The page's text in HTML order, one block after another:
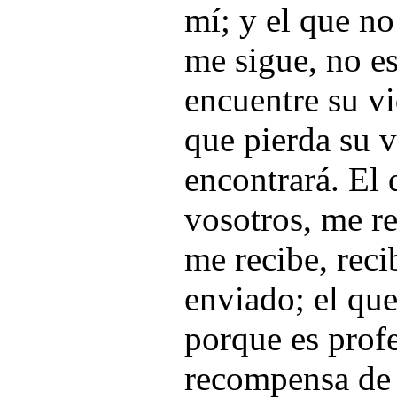
mí; y el que
me sigue, no
encuentre su
que pierda su
encontrará. El
vosotros, me
me recibe,
enviado; el
porque es
recompensa